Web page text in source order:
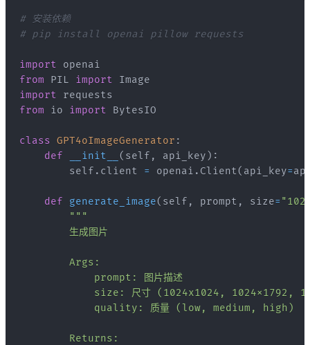
# 安装依赖
# pip install openai pillow requests
import
from PIL import
import
from io import
class GPT4oImageGenerator :
def
__init__ ( self , api_key ) :
        self
. client = openai . Client( api_key=
def generate_image( self , prompt , size=